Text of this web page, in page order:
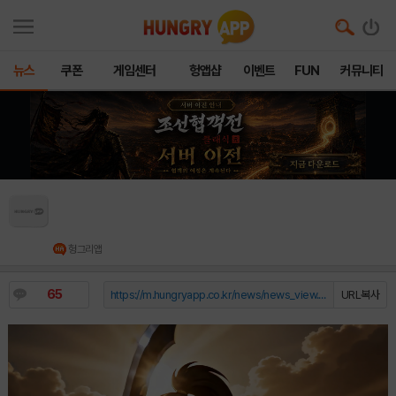
뉴스 쿠폰 게임센터 헝앱샵 이벤트 FUN 커뮤니티
헝그리앱
65 URL복사
https://m.hungryapp.co.kr/news/news_view.php?durl=YmNvZGU9b...